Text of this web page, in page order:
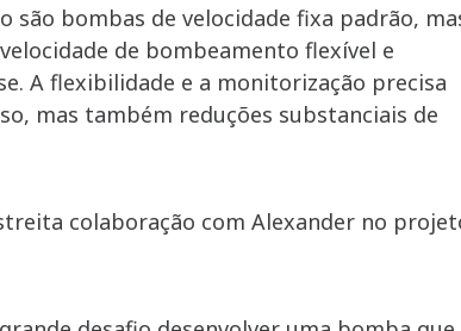
bombas de velocidade fixa padrão,
de bombeamento flexível e
A flexibilidade e a monitorização precisa
mas também reduções substanciais de
colaboração com Alexander no